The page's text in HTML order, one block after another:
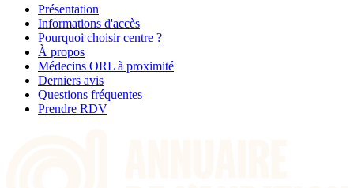
Présentation
Informations d'accès
Pourquoi choisir centre ?
À propos
Médecins ORL à proximité
Derniers avis
Questions fréquentes
Prendre RDV